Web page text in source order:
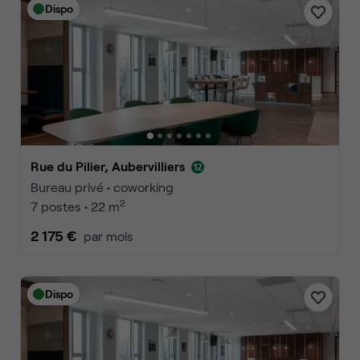
Dispo
Rue du Pilier, Aubervilliers
Bureau privé • coworking
7 postes • 22 m2
2 175 € par mois
Dispo